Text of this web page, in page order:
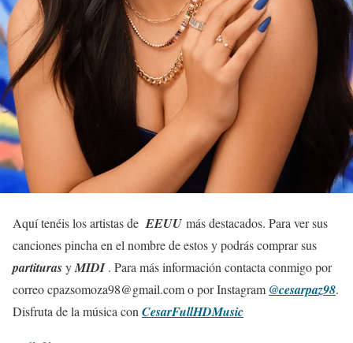
Aquí tenéis los artistas deEEUU más destacados. Para ver sus
canciones pincha en el nombre de estos y podrás comprar sus
partiturasyMIDI. Para más información contacta conmigo por
correocpazsomoza98@gmail.com o porInstagram @cesarpaz98.
Disfruta de la música conCesarFullHDMusic